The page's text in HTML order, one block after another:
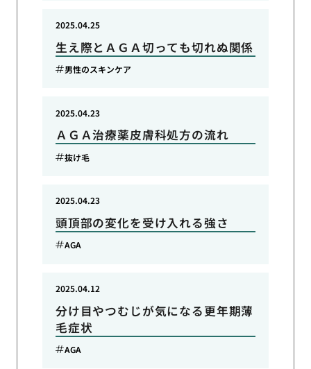
生え際とＡＧＡ切っても切れぬ関係
2025.04.25
男性のスキンケア
ＡＧＡ治療薬皮膚科処方の流れ
2025.04.23
抜け毛
頭頂部の変化を受け入れる強さ
2025.04.23
AGA
分け目やつむじが気になる更年期薄
毛症状
2025.04.12
AGA